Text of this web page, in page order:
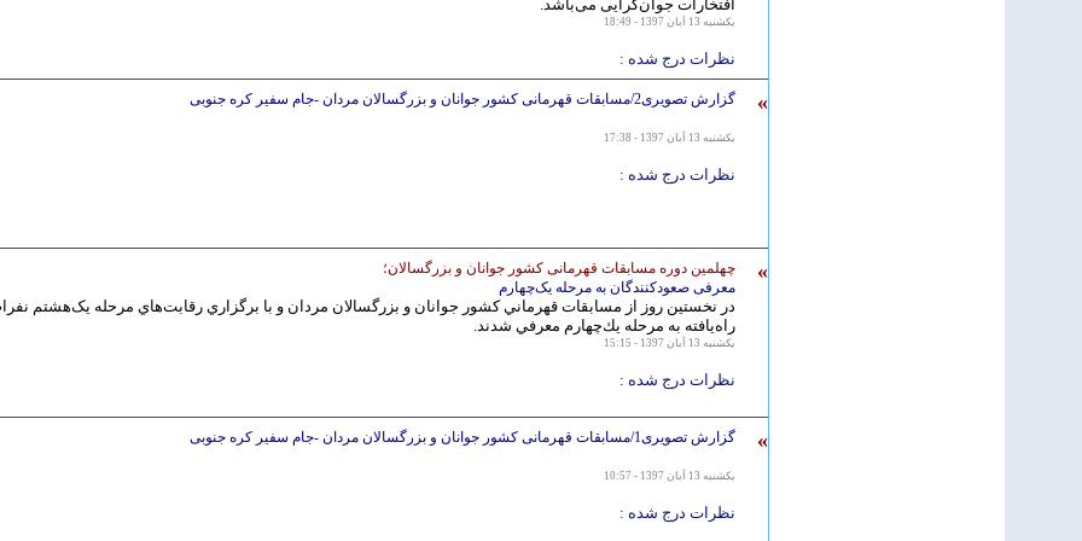
افتخارات جوان‌گرایی می‌باشد.
يكشنبه 13 آبان 1397 - 18:49
نظرات درج شده :
» گزارش تصویری2/مسابقات قهرمانی كشور جوانان و بزرگسالان مردان -جام سفیر کره جنوبی
يكشنبه 13 آبان 1397 - 17:38
نظرات درج شده :
»
چهلمین دوره مسابقات قهرمانی کشور جوانان و بزرگسالان؛
معرفی صعودکنندگان به مرحله یک‌چهارم
در نخستين روز از مسابقات قهرماني كشور جوانان و بزرگسالان مردان و با برگزاري رقابت‌هاي مرحله یک‌هشتم
راه‌يافته به مرحله يك‌چهارم معرفي شدند.
يكشنبه 13 آبان 1397 - 15:15
نظرات درج شده :
» گزارش تصویری1/مسابقات قهرمانی كشور جوانان و بزرگسالان مردان -جام سفیر کره جنوبی
يكشنبه 13 آبان 1397 - 10:57
نظرات درج شده :